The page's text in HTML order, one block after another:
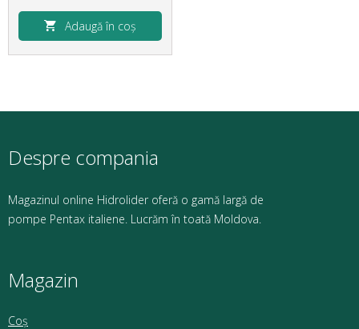
Adaugă în coș
Despre compania
Magazinul online Hidrolider oferă o gamă largă de
pompe Pentax italiene. Lucrăm în toată Moldova.
Magazin
Coș